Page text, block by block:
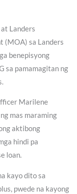
Landers
(MOA) sa Landers
benepisyong
sa pamamagitan ng
Marilene
mas maraming
aktibong
hindi pa
loan.
kayo dito sa
pwede na kayong